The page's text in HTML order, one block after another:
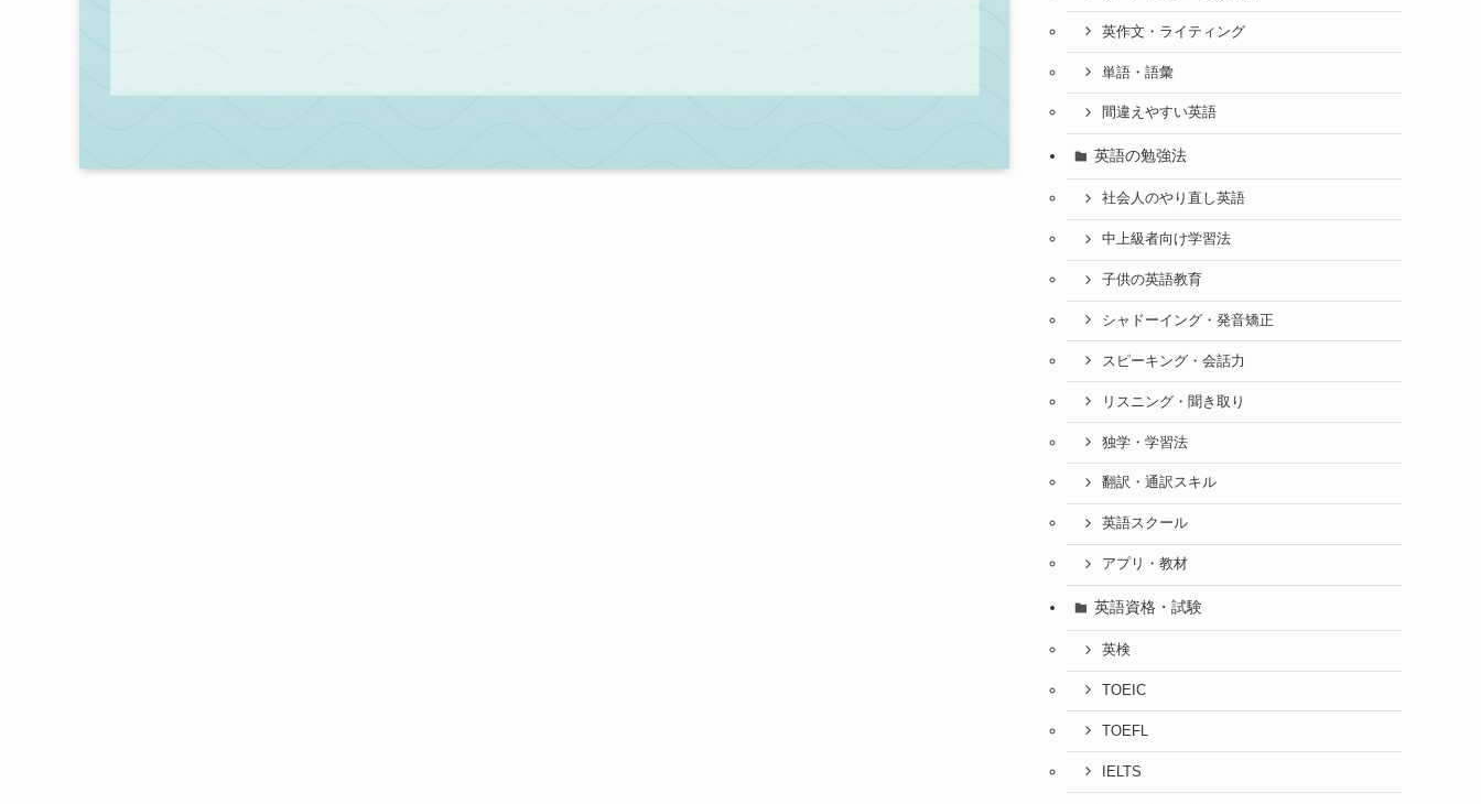
英作文・ライティング
単語・語彙
間違えやすい英語
英語の勉強法
社会人のやり直し英語
中上級者向け学習法
子供の英語教育
シャドーイング・発音矯正
スピーキング・会話力
リスニング・聞き取り
独学・学習法
翻訳・通訳スキル
英語スクール
アプリ・教材
英語資格・試験
英検
TOEIC
TOEFL
IELTS